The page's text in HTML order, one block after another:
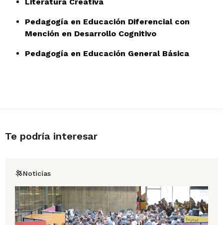
Pedagogía en Educación Diferencial con
Mención en Desarrollo Cognitivo
Pedagogía en Educación General Básica
Te podría interesar
Noticias